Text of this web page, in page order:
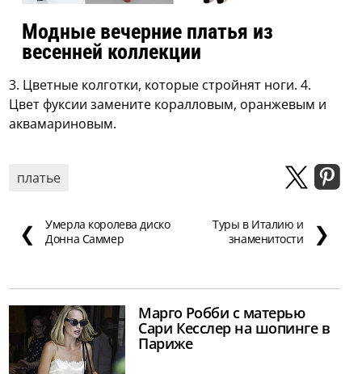
Модные вечерние платья из
весенней коллекции
3. Цветные колготки, которые стройнят ноги. 4.
Цвет фуксии замените коралловым, оранжевым и
аквамариновым.
платье
❮
Умерла королева диско
Донна Саммер
Туры в Италию и
знаменитости
❯
Марго Робби с матерью
Сари Кесслер на шопинге в
Париже